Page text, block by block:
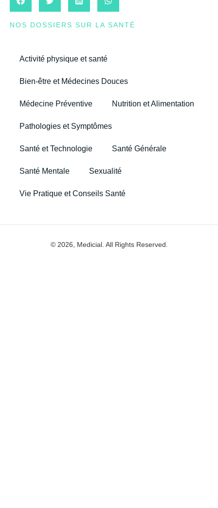
NOS DOSSIERS SUR LA SANTÉ
Activité physique et santé
Bien-être et Médecines Douces
Médecine Préventive Nutrition et Alimentation
Pathologies et Symptômes
Santé et Technologie Santé Générale
Santé Mentale Sexualité
Vie Pratique et Conseils Santé
© 2026, Medicial. All Rights Reserved.